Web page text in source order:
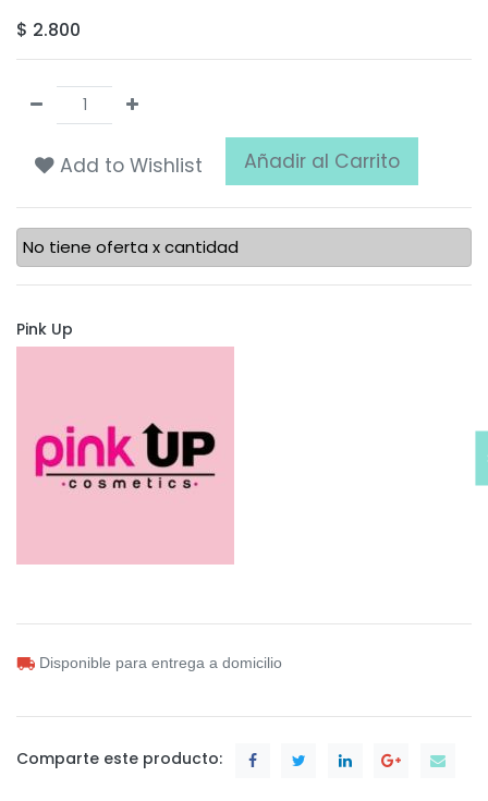
$ 2.800
Add to Wishlist Añadir al Carrito
No tiene oferta x cantidad
Pink Up
Disponible para entrega a domicilio
Comparte este producto: